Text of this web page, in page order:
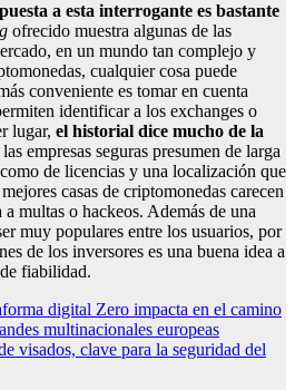
a esta interrogante es bastante
ofrecido muestra algunas de las
en un mundo tan complejo y
cualquier cosa puede
conveniente es tomar en cuenta
identificar a los exchanges o
lugar, el historial dice mucho de la
empresas seguras presumen de larga
de licencias y una localización que
casas de criptomonedas carecen
multas o hackeos. Además de una
muy populares entre los usuarios, por
de los inversores es una buena idea a
fiabilidad.
digital Zero impacta en el camino
multinacionales europeas
visados, clave para la seguridad del